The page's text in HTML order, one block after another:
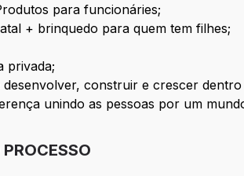
para funcionáries;
+ brinquedo para quem tem filhes;
privada;
desenvolver, construir e crescer
unindo as pessoas por um